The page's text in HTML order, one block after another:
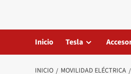
contenido
Inicio Tesla
INICIO MOVILIDAD ELÉCTRICA